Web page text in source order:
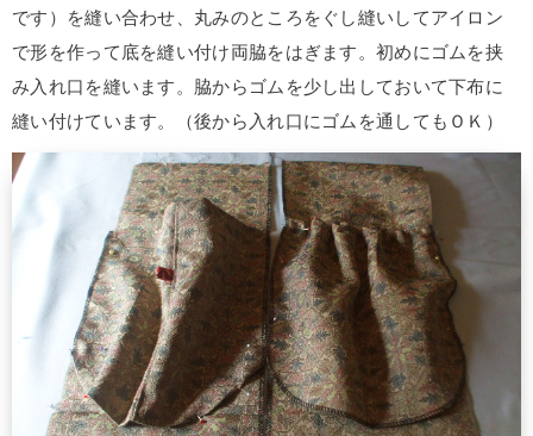
です）を縫い合わせ、丸みのところをぐし縫いしてアイロン
で形を作って底を縫い付け両脇をはぎます。初めにゴムを挟
み入れ口を縫います。脇からゴムを少し出しておいて下布に
縫い付けています。（後から入れ口にゴムを通してもＯＫ）